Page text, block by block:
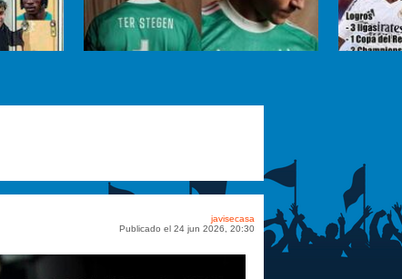
javisecasa
Publicado el 24 jun 2026, 20:30